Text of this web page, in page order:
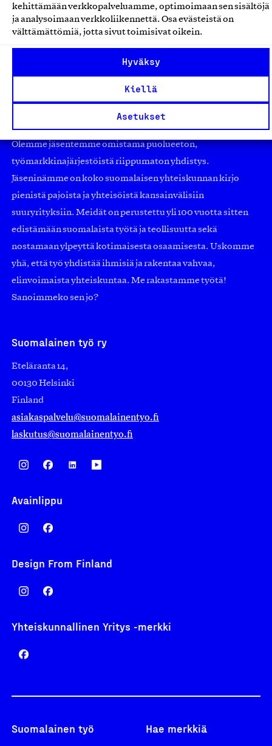
kehittämään verkkopalveluamme, optimoimaan sen sisältöjä
ja analysoimaan verkkoliikennettä. Osa evästeistä on
välttämättömiä, jotta sivut toimisivat oikein.
Hyväksy
Kiellä
Asetukset
Kalusteet ja huonekalut
Olemme jäsentemme omistama puolueeton,
työmarkkinajärjestöistä riippumaton yhdistys.
Jäseninämme on koko suomalaisen yhteiskunnan kirjo
pienistä pajoista ja yhteisöistä kansainvälisiin
suuryrityksiin. Meidät on perustettu yli 100 vuotta sitten
edistämään suomalaista työtä ja teollisuutta sekä
nostamaan ylpeyttä kotimaisesta osaamisesta. Uskomme
yhä, että työ yhdistää ihmisiä ja rakentaa vahvaa,
elinvoimaista yhteiskuntaa. Me rakastamme työtä!
Sanoimmeko sen jo?
Suomalainen työ ry
Eteläranta 14,
00130 Helsinki
Finland
asiakaspalvelu@suomalainentyo.fi
laskutus@suomalainentyo.fi
Avainlippu
Design From Finland
Yhteiskunnallinen Yritys -merkki
Suomalainen työ Hae merkkiä